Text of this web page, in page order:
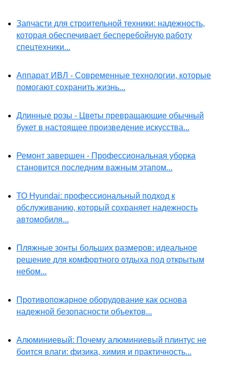
Запчасти для строительной техники: надежность,
которая обеспечивает бесперебойную работу
спецтехники...
Аппарат ИВЛ - Современные технологии, которые
помогают сохранить жизнь...
Длинные розы - Цветы превращающие обычный
букет в настоящее произведение искусства...
Ремонт завершен - Профессиональная уборка
становится последним важным этапом...
ТО Hyundai: профессиональный подход к
обслуживанию, который сохраняет надежность
автомобиля...
Пляжные зонты больших размеров: идеальное
решение для комфортного отдыха под открытым
небом...
Противопожарное оборудование как основа
надежной безопасности объектов...
Алюминиевый: Почему алюминиевый плинтус не
боится влаги: физика, химия и практичность...